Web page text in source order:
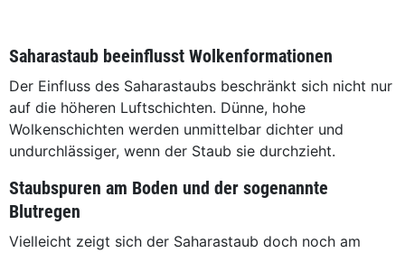
Saharastaub beeinflusst Wolkenformationen
Der Einfluss des Saharastaubs beschränkt sich nicht nur
auf die höheren Luftschichten. Dünne, hohe
Wolkenschichten werden unmittelbar dichter und
undurchlässiger, wenn der Staub sie durchzieht.
Staubspuren am Boden und der sogenannte
Blutregen
Vielleicht zeigt sich der Saharastaub doch noch am